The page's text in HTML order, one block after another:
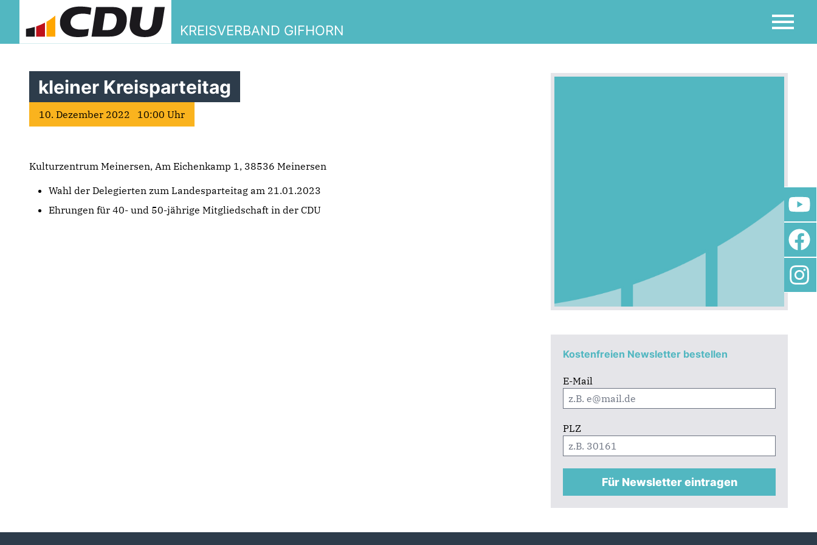
KREISVERBAND GIFHORN
Kostenfreien Newsletter bestellen
E-Mail
PLZ
Für Newsletter eintragen
kleiner Kreisparteitag
10. Dezember 2022 10:00 Uhr
Kulturzentrum Meinersen, Am Eichenkamp 1, 38536 Meinersen
Wahl der Delegierten zum Landesparteitag am 21.01.2023
Ehrungen für 40- und 50-jährige Mitgliedschaft in der CDU